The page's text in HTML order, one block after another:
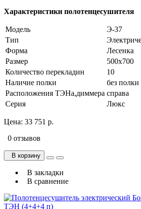
Характеристики полотенцесушителя
Модель
Э-37
Тип
Форма
Лесенка
Размер
500х700
Количество перекладин
10
Наличие полки
без полки
Расположения ТЭНа,диммера справа
Серия
Люкс
Цена: 33 751 р.
0 отзывов
В корзину
В закладки
В сравнение